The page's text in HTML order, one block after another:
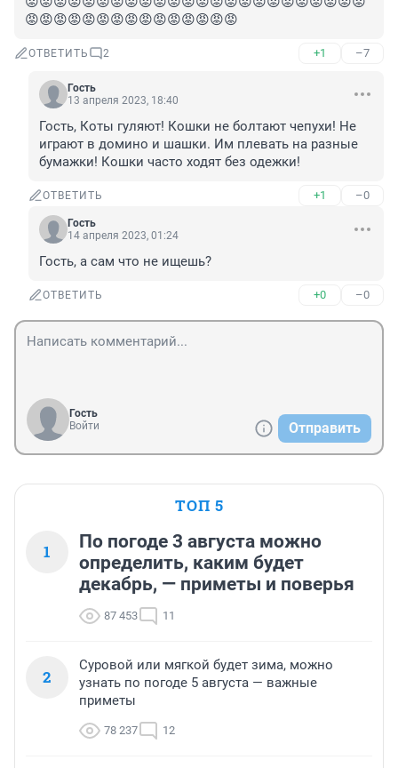
😡😡😡😡😡😡😡😡😡😡😡😡😡😡😡
ОТВЕТИТЬ 2 +1 –7
Гость
13 апреля 2023, 18:40
Гость, Коты гуляют! Кошки не болтают чепухи! Не
играют в домино и шашки. Им плевать на разные
бумажки! Кошки часто ходят без одежки!
ОТВЕТИТЬ +1 –0
Гость
14 апреля 2023, 01:24
Гость, а сам что не ищешь?
ОТВЕТИТЬ +0 –0
Гость
Войти
Отправить
ТОП 5
1
По погоде 3 августа можно
определить, каким будет
декабрь, — приметы и поверья
87 453 11
2
Суровой или мягкой будет зима, можно
узнать по погоде 5 августа — важные
приметы
78 237 12